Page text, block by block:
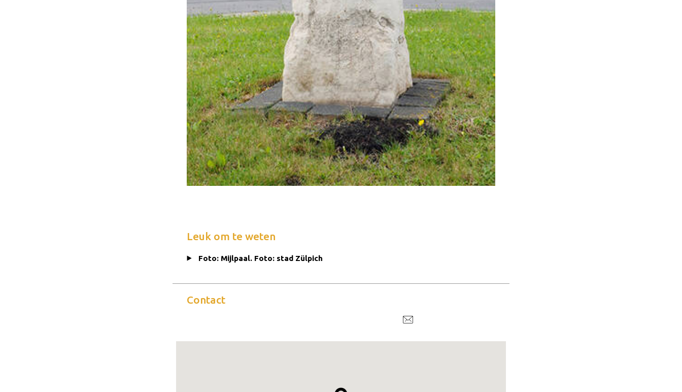
Leuk om te weten
Foto: Mijlpaal. Foto: stad Zülpich
Contact